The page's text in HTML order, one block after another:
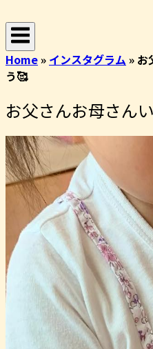
ン
テ
ン
ツ
ス
ッ
プ
ー
ム
Home» インスタグラム » お
う🥰
お父さんお母さん